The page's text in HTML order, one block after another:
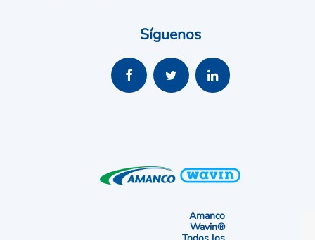
Síguenos
Amanco
Wavin®